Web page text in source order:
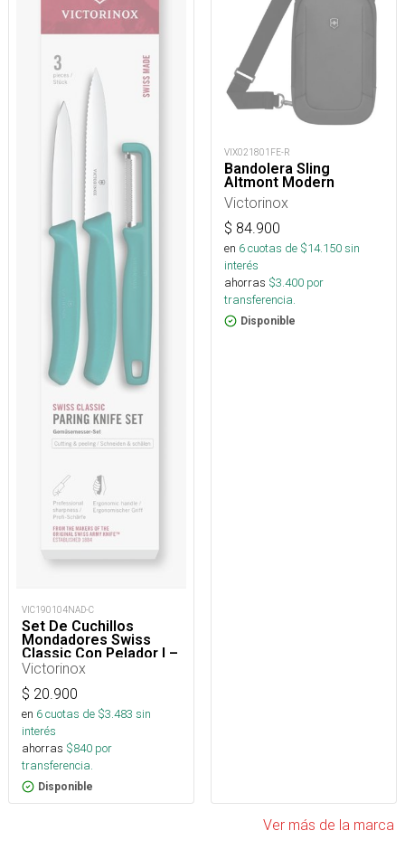
VIC190104NAD-C
Set De Cuchillos
Mondadores Swiss
Classic Con Pelador I –
3 piezas
Victorinox
$ 20.900
en 6cuotas de $3.483 sin
interés
ahorras $840 por
transferencia.
Disponible
VIX021801FE-R
Bandolera Sling
Altmont Modern
Victorinox
$ 84.900
en 6cuotas de $14.150sin
interés
ahorras $3.400 por
transferencia.
Disponible
Ver más de la marca